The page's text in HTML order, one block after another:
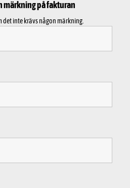
märkning på fakturan
inte krävs någon märkning.